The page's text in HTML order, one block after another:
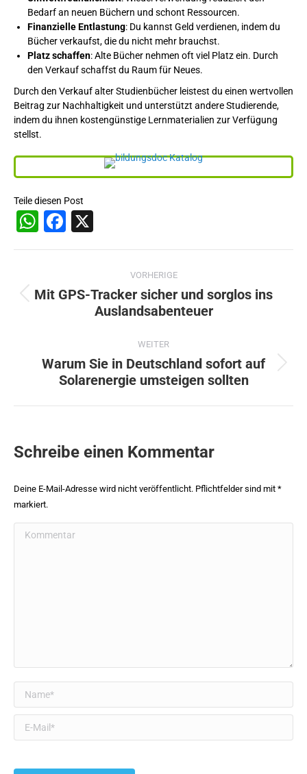
Bedarf an neuen Büchern und schont Ressourcen.
Finanzielle Entlastung: Du kannst Geld verdienen, indem du
Bücher verkaufst, die du nicht mehr brauchst.
Platz schaffen: Alte Bücher nehmen oft viel Platz ein. Durch
den Verkauf schaffst du Raum für Neues.
Durch den Verkauf alter Studienbücher leistest du einen wertvollen
Beitrag zur Nachhaltigkeit und unterstützt andere Studierende,
indem du ihnen kostengünstige Lernmaterialien zur Verfügung
stellst.
Teile diesen Post
WhatsApp
Facebook
VORHERIGE
Vorheriger
Mit GPS-Tracker sicher und sorglos ins
Auslandsabenteuer
WEITER
Nächster
Beitrag:
Warum Sie in Deutschland sofort auf
Solarenergie umsteigen sollten
Schreibe einen Kommentar
Deine E-Mail-Adresse wird nicht veröffentlicht. Pflichtfelder sind mit *
markiert.
Kommentar
Name *
E-Mail *